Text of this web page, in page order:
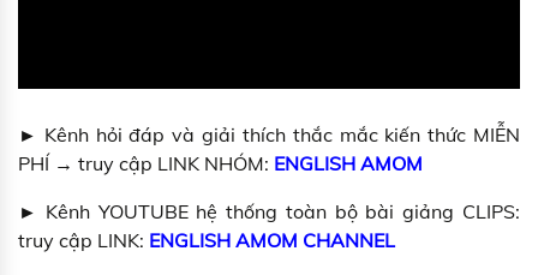
► Kênh hỏi đáp và giải thích thắc mắc kiến thức MIỄN
PHÍ → truy cập LINK NHÓM: ENGLISH AMOM
► Kênh YOUTUBE hệ thống toàn bộ bài giảng CLIPS:
truy cập LINK: ENGLISH AMOM CHANNEL